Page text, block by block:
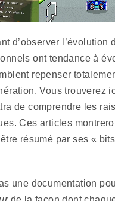
d’observer
ont tendance à
repenser
Vous trouverez
de comprendre les
Ces articles
résumé par ses «
une documentation